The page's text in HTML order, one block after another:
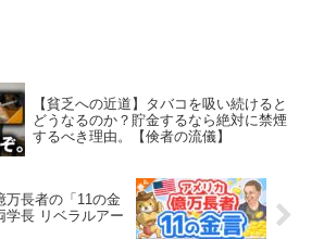
【貧乏への近道】タバコを吸い続けると
どうなるのか？貯金するなら絶対に禁煙
するべき理由。【倹者の流儀】
万長者の「11の金
学長 リベラルアー